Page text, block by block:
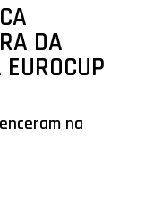
DA
na